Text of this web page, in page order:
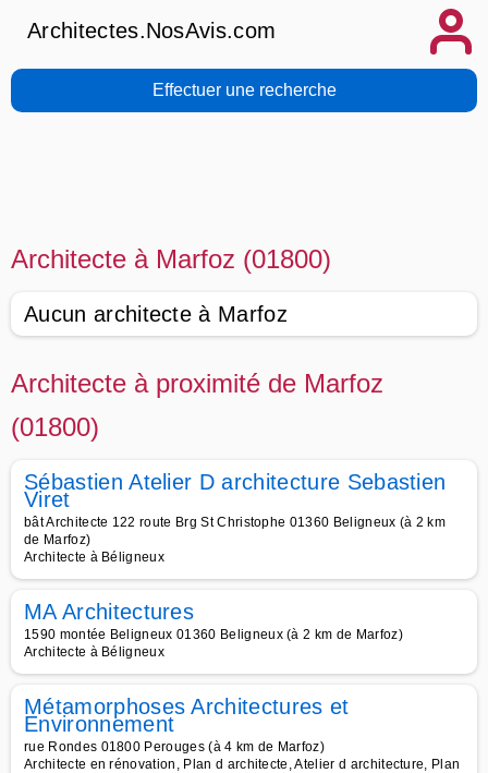
Architectes.NosAvis.com
Effectuer une recherche
Architecte à Marfoz (01800)
Aucun architecte à Marfoz
Architecte à proximité de Marfoz
(01800)
Sébastien Atelier D architecture Sebastien
Viret
bât Architecte 122 route Brg St Christophe 01360 Beligneux (à 2 km
de Marfoz)
Architecte à Béligneux
MA Architectures
1590 montée Beligneux 01360 Beligneux (à 2 km de Marfoz)
Architecte à Béligneux
Métamorphoses Architectures et
Environnement
rue Rondes 01800 Perouges (à 4 km de Marfoz)
Architecte en rénovation, Plan d architecte, Atelier d architecture, Plan